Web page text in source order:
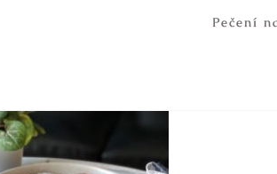
Pečení